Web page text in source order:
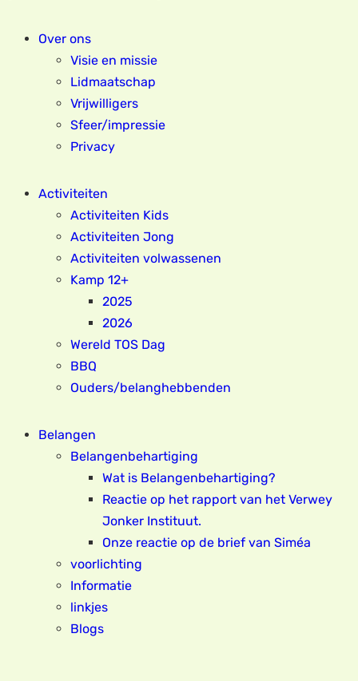
Over ons
Visie en missie
Lidmaatschap
Vrijwilligers
Sfeer/impressie
Privacy
Activiteiten
Activiteiten Kids
Activiteiten Jong
Activiteiten volwassenen
Kamp 12+
2025
2026
Wereld TOS Dag
BBQ
Ouders/belanghebbenden
Belangen
Belangenbehartiging
Wat is Belangenbehartiging?
Reactie op het rapport van het Verwey
Jonker Instituut.
Onze reactie op de brief van Siméa
voorlichting
Informatie
linkjes
Blogs